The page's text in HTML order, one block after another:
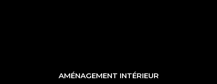
AMÉNAGEMENT INTÉRIEUR